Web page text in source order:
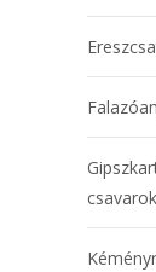
csavarok